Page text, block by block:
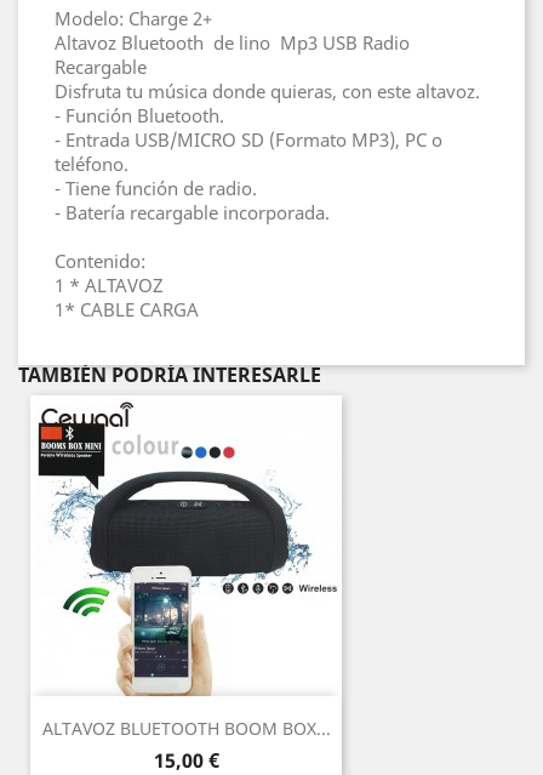
Modelo: Charge 2+
Altavoz Bluetooth de lino Mp3 USB Radio
Recargable
Disfruta tu música donde quieras, con este altavoz.
- Función Bluetooth.
- Entrada USB/MICRO SD (Formato MP3), PC o
teléfono.
- Tiene función de radio.
- Batería recargable incorporada.
Contenido:
1 * ALTAVOZ
1* CABLE CARGA
TAMBIÉN PODRÍA INTERESARLE
ALTAVOZ BLUETOOTH BOOM BOX...
Precio
15,00 €